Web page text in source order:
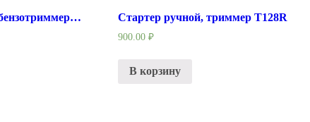
Сальник коленвала для бензотриммера HUSQVARNA 128R Стартер ручной, триммер T128R
900.00 ₽
В корзину